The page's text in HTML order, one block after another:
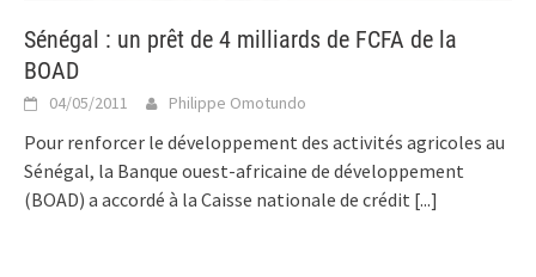
Sénégal : un prêt de 4 milliards de FCFA de la
BOAD
04/05/2011 Philippe Omotundo
Pour renforcer le développement des activités agricoles au
Sénégal, la Banque ouest-africaine de développement
(BOAD) a accordé à la Caisse nationale de crédit [...]